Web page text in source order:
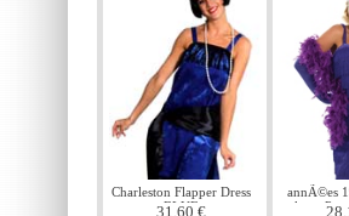
Charleston Flapper Dress
BLUE
31.60 €
annÃ©es
clapet